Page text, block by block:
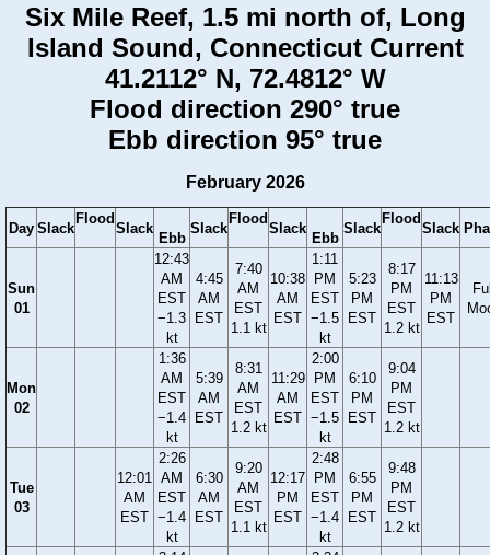
Six Mile Reef, 1.5 mi north of, Long
Island Sound, Connecticut Current
41.2112° N, 72.4812° W
Flood direction 290° true
Ebb direction 95° true
February 2026
Day Slack
Flood
Slack
Ebb
Slack
Flood
Slack
Ebb
Slack
Flood
Slack
Sun
01
12:43
AM
EST
−1.3
kt
4:45
AM
EST
7:40
AM
EST
1.1 kt
10:38
AM
EST
1:11
PM
EST
−1.5
kt
5:23
PM
EST
8:17
PM
EST
1.2 kt
11:13
PM
EST
Mon
02
1:36
AM
EST
−1.4
kt
5:39
AM
EST
8:31
AM
EST
1.2 kt
11:29
AM
EST
2:00
PM
EST
−1.5
kt
6:10
PM
EST
9:04
PM
EST
1.2 kt
Tue
03
12:01
AM
EST
2:26
AM
EST
−1.4
kt
6:30
AM
EST
9:20
AM
EST
1.1 kt
12:17
PM
EST
2:48
PM
EST
−1.4
kt
6:55
PM
EST
9:48
PM
EST
1.2 kt